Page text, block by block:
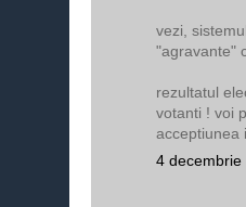
vezi,
"agravante"
rezultatul
votanti ! voi
acceptiunea
4